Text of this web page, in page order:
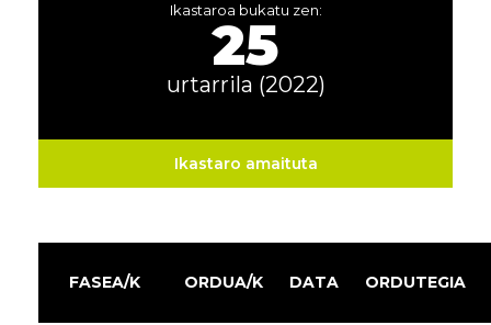
Ikastaroa bukatu zen:
25
urtarrila (2022)
Ikastaro amaituta
FASEA/K ORDUA/K DATA ORDUTEGIA